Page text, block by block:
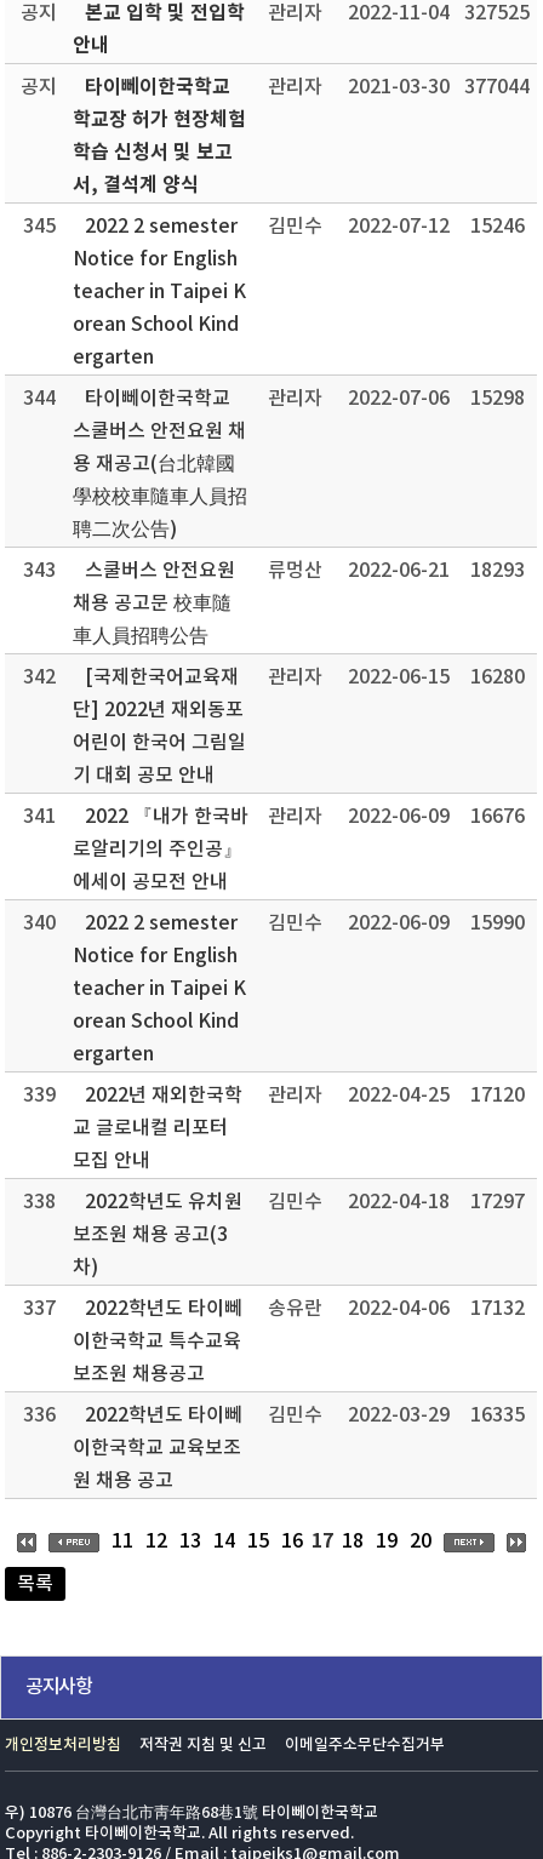
공지
본교 입학 및 전입학
안내
관리자 2022-11-04 327525
공지
타이뻬이한국학교
학교장 허가 현장체험
학습 신청서 및 보고
서, 결석계 양식
관리자 2021-03-30 377044
345
2022 2 semester
Notice for English
teacher in Taipei K
orean School Kind
ergarten
김민수 2022-07-12 15246
344
타이뻬이한국학교
스쿨버스 안전요원 채
용 재공고(台北韓國
學校校車隨車人員招
聘二次公告)
관리자 2022-07-06 15298
343
스쿨버스 안전요원
채용 공고문 校車隨
車人員招聘公告
류멍산 2022-06-21 18293
342
[국제한국어교육재
단] 2022년 재외동포
어린이 한국어 그림일
기 대회 공모 안내
관리자 2022-06-15 16280
341
2022 『내가 한국바
로알리기의 주인공』
에세이 공모전 안내
관리자 2022-06-09 16676
340
2022 2 semester
Notice for English
teacher in Taipei K
orean School Kind
ergarten
김민수 2022-06-09 15990
339
2022년 재외한국학
교 글로내컬 리포터
모집 안내
관리자 2022-04-25 17120
338
2022학년도 유치원
보조원 채용 공고(3
차)
김민수 2022-04-18 17297
337
2022학년도 타이뻬
이한국학교 특수교육
보조원 채용공고
송유란 2022-04-06 17132
336
2022학년도 타이뻬
이한국학교 교육보조
원 채용 공고
김민수 2022-03-29 16335
11 12 13 14 15 16 17 18 19
20
목록
공지사항
개인정보처리방침 저작권 지침 및 신고 이메일주소무단수집거부
우) 10876 台灣台北市靑年路68巷1號 타이뻬이한국학교
Copyright 타이뻬이한국학교. All rights reserved.
Tel : 886-2-2303-9126 / Email : taipeiks1@gmail.com